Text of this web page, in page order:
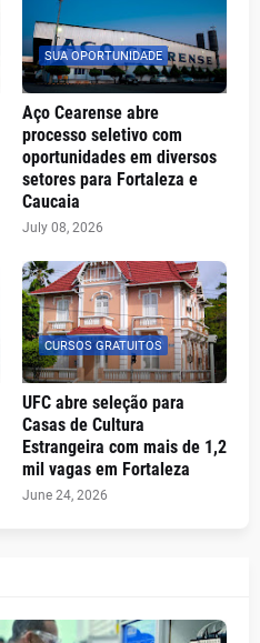
SUA OPORTUNIDADE
Aço Cearense abre
processo seletivo com
oportunidades em diversos
setores para Fortaleza e
Caucaia
July 08, 2026
CURSOS GRATUITOS
UFC abre seleção para
Casas de Cultura
Estrangeira com mais de 1,2
mil vagas em Fortaleza
June 24, 2026